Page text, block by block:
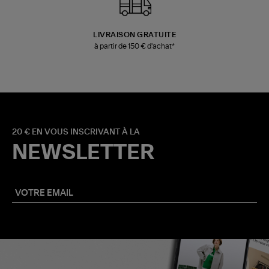
LIVRAISON GRATUITE
à partir de 150 € d'achat*
20 € EN VOUS INSCRIVANT À LA
NEWSLETTER